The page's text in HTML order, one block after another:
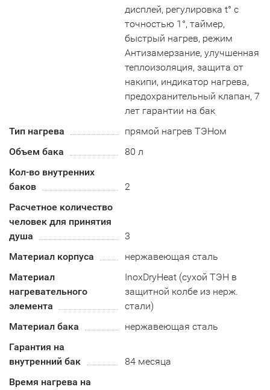
дисплей, регулировка t° с
точностью 1°, таймер,
быстрый нагрев, режим
Антизамерзание, улучшенная
теплоизоляция, защита от
накипи, индикатор нагрева,
предохранительный клапан, 7
лет гарантии на бак
Тип нагрева
прямой нагрев ТЭНом
Объем бака
80 л
Кол-во внутренних
баков
2
Расчетное количество
человек для принятия
душа
3
Материал корпуса
нержавеющая сталь
Материал
нагревательного
элемента
InoxDryHeat (сухой ТЭН в
защитной колбе из нерж.
стали)
Материал бака
нержавеющая сталь
Гарантия на
внутренний бак
84 месяца
Время нагрева на